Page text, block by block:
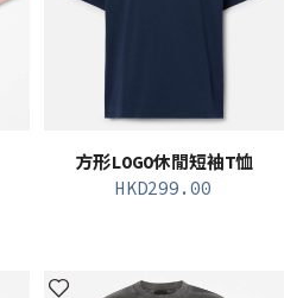
方形LOGO休閒短袖T恤
HKD299.00